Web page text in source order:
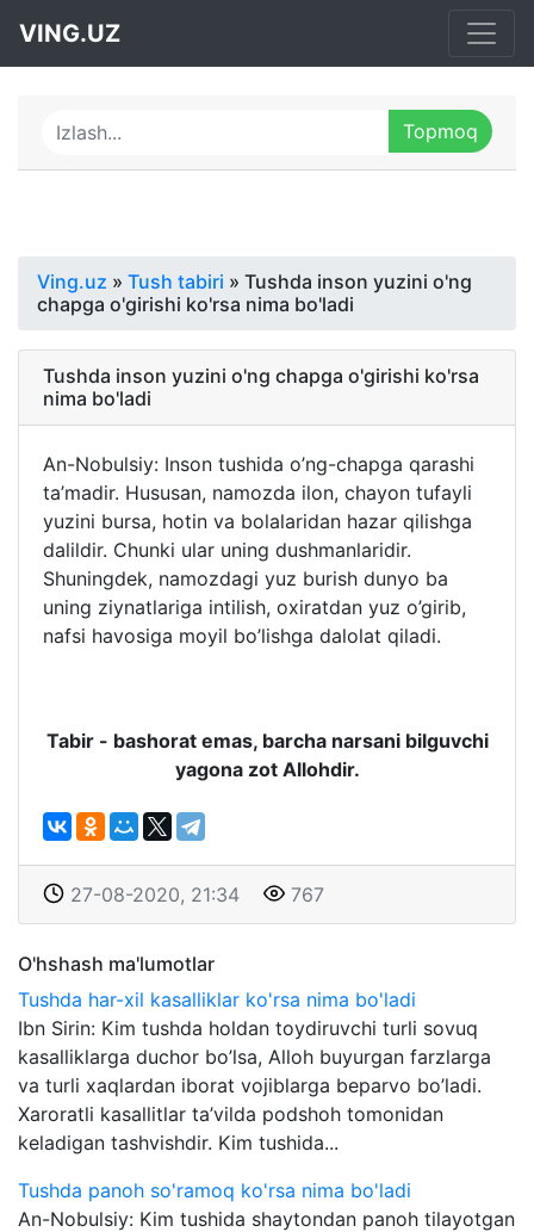
VING.UZ
Ving.uz » Tush tabiri » Tushda inson yuzini o'ng
chapga o'girishi ko'rsa nima bo'ladi
Tushda inson yuzini o'ng chapga o'girishi ko'rsa
nima bo'ladi
An-Nobulsiy: Inson tushida o’ng-chapga qarashi
ta’madir. Hususan, namozda ilon, chayon tufayli
yuzini bursa, hotin va bolalaridan hazar qilishga
dalildir. Chunki ular uning dushmanlaridir.
Shuningdek, namozdagi yuz burish dunyo ba
uning ziynatlariga intilish, oxiratdan yuz o’girib,
nafsi havosiga moyil bo’lishga dalolat qiladi.
Tabir - bashorat emas, barcha narsani bilguvchi
yagona zot Allohdir.
27-08-2020, 21:34 767
O'hshash ma'lumotlar
Tushda har-xil kasalliklar ko'rsa nima bo'ladi
Ibn Sirin: Kim tushda holdan toydiruvchi turli sovuq
kasalliklarga duchor bo’lsa, Alloh buyurgan farzlarga
va turli xaqlardan iborat vojiblarga beparvo bo’ladi.
Xaroratli kasallitlar ta’vilda podshoh tomonidan
keladigan tashvishdir. Kim tushida...
Tushda panoh so'ramoq ko'rsa nima bo'ladi
An-Nobulsiy: Kim tushida shaytondan panoh tilayotgan